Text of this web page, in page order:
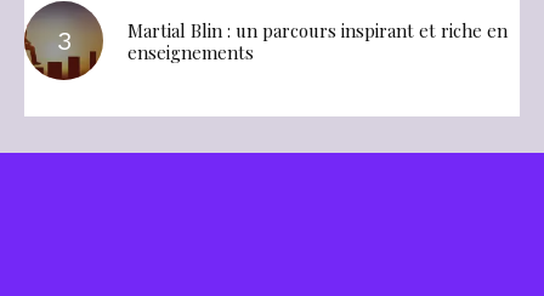
Martial Blin : un parcours inspirant et riche en
enseignements